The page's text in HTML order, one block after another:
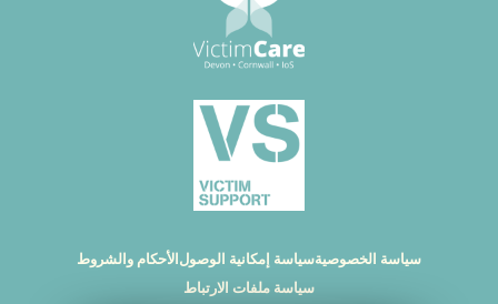
سياسة الخصوصيةسياسة إمكانية الوصولالأحكام والشروط
سياسة ملفات الارتباط